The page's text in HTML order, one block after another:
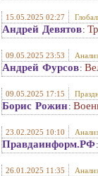
15.05.2025 02:27
Андрей Девятов:
09.05.2025 23:53
Андрей Фурсов:
09.05.2025 17:15
Борис Рожин:
23.02.2025 10:10
Правдаинформ.РФ:
26.01.2025 11:35